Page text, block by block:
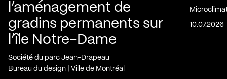
l’aménagement de
gradins permanents sur
l’île Notre-Dame
Société du parc Jean-Drapeau
Bureau du design | Ville de Montréal
10.07.2026